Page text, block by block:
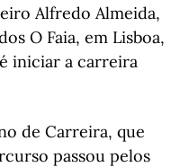
Alfredo Almeida,
O Faia, em Lisboa,
iniciar a carreira
de Carreira, que
passou pelos